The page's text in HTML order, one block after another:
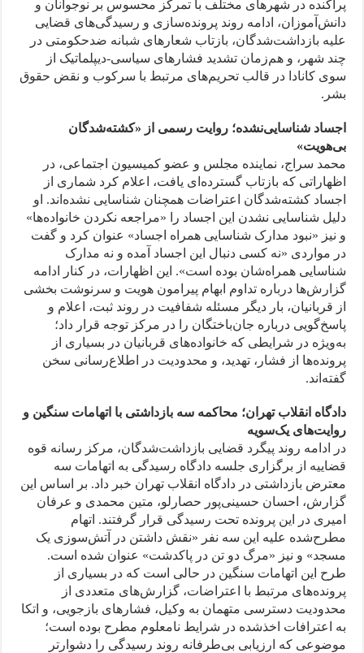
پراکنده در شهرهای مختلف با تمرکز محسوس بر نوجوانان و
دانش‌آموزان، ادامه روند پرونده‌سازی و رسیدگی‌های قضایی
علیه بازداشت‌شدگان، بازتاب شعارهای شبانه ضدحکومتی در
چند شهر، و هم‌زمان تشدید فشارهای سیاسی-دیپلماتیک از
سوی کانادا در قالب تحریم‌های مرتبط با سرکوب و نقض حقوق
بشر.
اجساد شناسایی‌نشده؛ روایت رسمی از «کشته‌شدگان
بی‌هویت»
محمد سراج، نماینده مجلس و عضو کمیسیون اجتماعی، در
اظهاراتی که بازتاب گسترده‌ای یافت، اعلام کرد شماری از
اجساد کشته‌شدگان اعتراضات همچنان شناسایی نشده‌اند. او
دلیل شناسایی نشدن این اجساد را «مراجعه نکردن خانواده‌ها»
و نیز «نبود مدارک شناسایی همراه اجساد» عنوان کرد و گفت
در مواردی «نه کسی دنبال این اجساد آمده و نه مدارک
شناسایی همراه‌شان بوده است». این اظهارات، در کنار ادامه
گزارش‌ها درباره تداوم ابهام پیرامون هویت و سرنوشت بخشی
از قربانیان، بار دیگر مسئله شفافیت در روند ثبت، اعلام و
پاسخ‌گویی درباره جان‌باختگان را در مرکز توجه قرار داد؛
به‌ویژه در شرایطی که خانواده‌های قربانیان در بسیاری از
پرونده‌ها از فشار، تهدید، و محدودیت در اطلاع‌رسانی سخن
گفته‌اند.
دادگاه انقلاب تهران؛ محاکمه سه بازداشتی با اتهامات سنگین و
روایت‌های یک‌سویه
در ادامه روند پیگرد قضایی بازداشت‌شدگان، مرکز رسانه قوه
قضاییه از برگزاری جلسه دادگاه رسیدگی به اتهامات سه
معترض بازداشتی در دادگاه انقلاب تهران خبر داد. بر اساس این
گزارش، احسان حسینی‌پور حصارلو، متین محمدی و عرفان
امیری در این پرونده تحت رسیدگی قرار گرفتند. اتهام
مطرح‌شده علیه این سه نفر «نقش داشتن در آتش‌سوزی یک
مسجد» و نیز «مرگ دو تن در پاکدشت» عنوان شده است.
طرح این اتهامات سنگین در حالی است که در بسیاری از
پرونده‌های مرتبط با اعتراضات، گزارش‌های متعددی از
محدودیت دسترسی متهمان به وکیل، فشارهای بازجویی، و اتکا
به اعترافات اخذشده در شرایط نامعلوم مطرح بوده است؛
موضوعی که ارزیابی بی‌طرفانه روند رسیدگی را دشوارتر